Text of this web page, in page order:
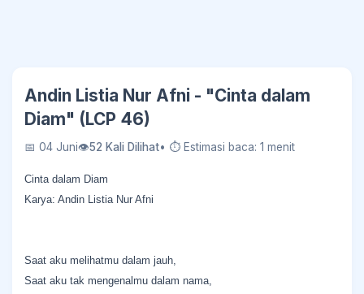
Andin Listia Nur Afni - "Cinta dalam
Diam" (LCP 46)
📅 04 Juni👁52 Kali Dilihat• ⏱ Estimasi baca: 1 menit
Cinta dalam Diam
Karya: Andin Listia Nur Afni
Saat aku melihatmu dalam jauh,
Saat aku tak mengenalmu dalam nama,